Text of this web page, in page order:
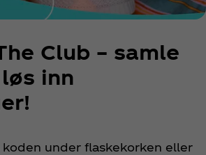
Club – samle
inn
koden under flaskekorken eller